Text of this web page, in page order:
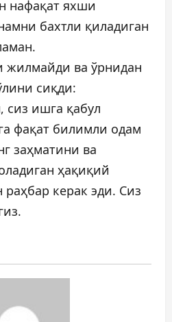
нафақат яхши
бахтли қиладиган
жилмайди ва ўрнидан
сиқди:
ишга қабул
фақат билимли одам
заҳматини ва
ҳақиқий
керак эди. Сиз